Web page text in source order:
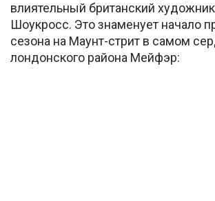
влиятельный британский
Шоукросс. Это знаменует начало
сезона на Маунт-стрит в самом
лондонского района Мейфэр: